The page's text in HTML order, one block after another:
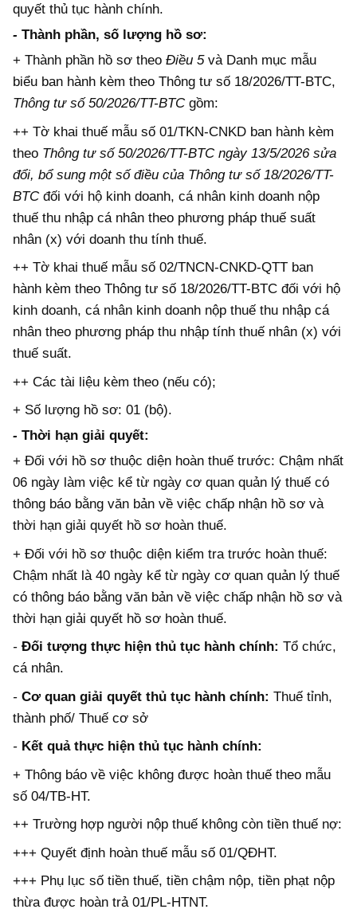
quyết thủ tục hành chính.
- Thành phần, số lượng hồ sơ:
+ Thành phần hồ sơ theo Điều 5và Danh mục mẫu
biểu ban hành kèm theo Thông tư số 18/2026/TT-BTC,
Thông tư số 50/2026/TT-BTCgồm:
++ Tờ khai thuế mẫu số 01/TKN-CNKD ban hành kèm
theo Thông tư số 50/2026/TT-BTC ngày 13/5/2026 sửa
đổi, bổ sung một số điều của Thông tư số 18/2026/TT-
BTCđối với hộ kinh doanh, cá nhân kinh doanh nộp
thuế thu nhập cá nhân theo phương pháp thuế suất
nhân (x) với doanh thu tính thuế.
++ Tờ khai thuế mẫu số 02/TNCN-CNKD-QTT ban
hành kèm theo Thông tư số 18/2026/TT-BTC đối với hộ
kinh doanh, cá nhân kinh doanh nộp thuế thu nhập cá
nhân theo phương pháp thu nhập tính thuế nhân (x) với
thuế suất.
++ Các tài liệu kèm theo (nếu có);
+ Số lượng hồ sơ: 01 (bộ).
- Thời hạn giải quyết:
+ Đối với hồ sơ thuộc diện hoàn thuế trước: Chậm nhất
06 ngày làm việc kể từ ngày cơ quan quản lý thuế có
thông báo bằng văn bản về việc chấp nhận hồ sơ và
thời hạn giải quyết hồ sơ hoàn thuế.
+ Đối với hồ sơ thuộc diện kiểm tra trước hoàn thuế:
Chậm nhất là 40 ngày kể từ ngày cơ quan quản lý thuế
có thông báo bằng văn bản về việc chấp nhận hồ sơ và
thời hạn giải quyết hồ sơ hoàn thuế.
- Đối tượng thực hiện thủ tục hành chính: Tổ chức,
cá nhân.
- Cơ quan giải quyết thủ tục hành chính: Thuế tỉnh,
thành phố/ Thuế cơ sở
- Kết quả thực hiện thủ tục hành chính:
+ Thông báo về việc không được hoàn thuế theo mẫu
số 04/TB-HT.
++ Trường hợp người nộp thuế không còn tiền thuế nợ:
+++ Quyết định hoàn thuế mẫu số 01/QĐHT.
+++ Phụ lục số tiền thuế, tiền chậm nộp, tiền phạt nộp
thừa được hoàn trả 01/PL-HTNT.